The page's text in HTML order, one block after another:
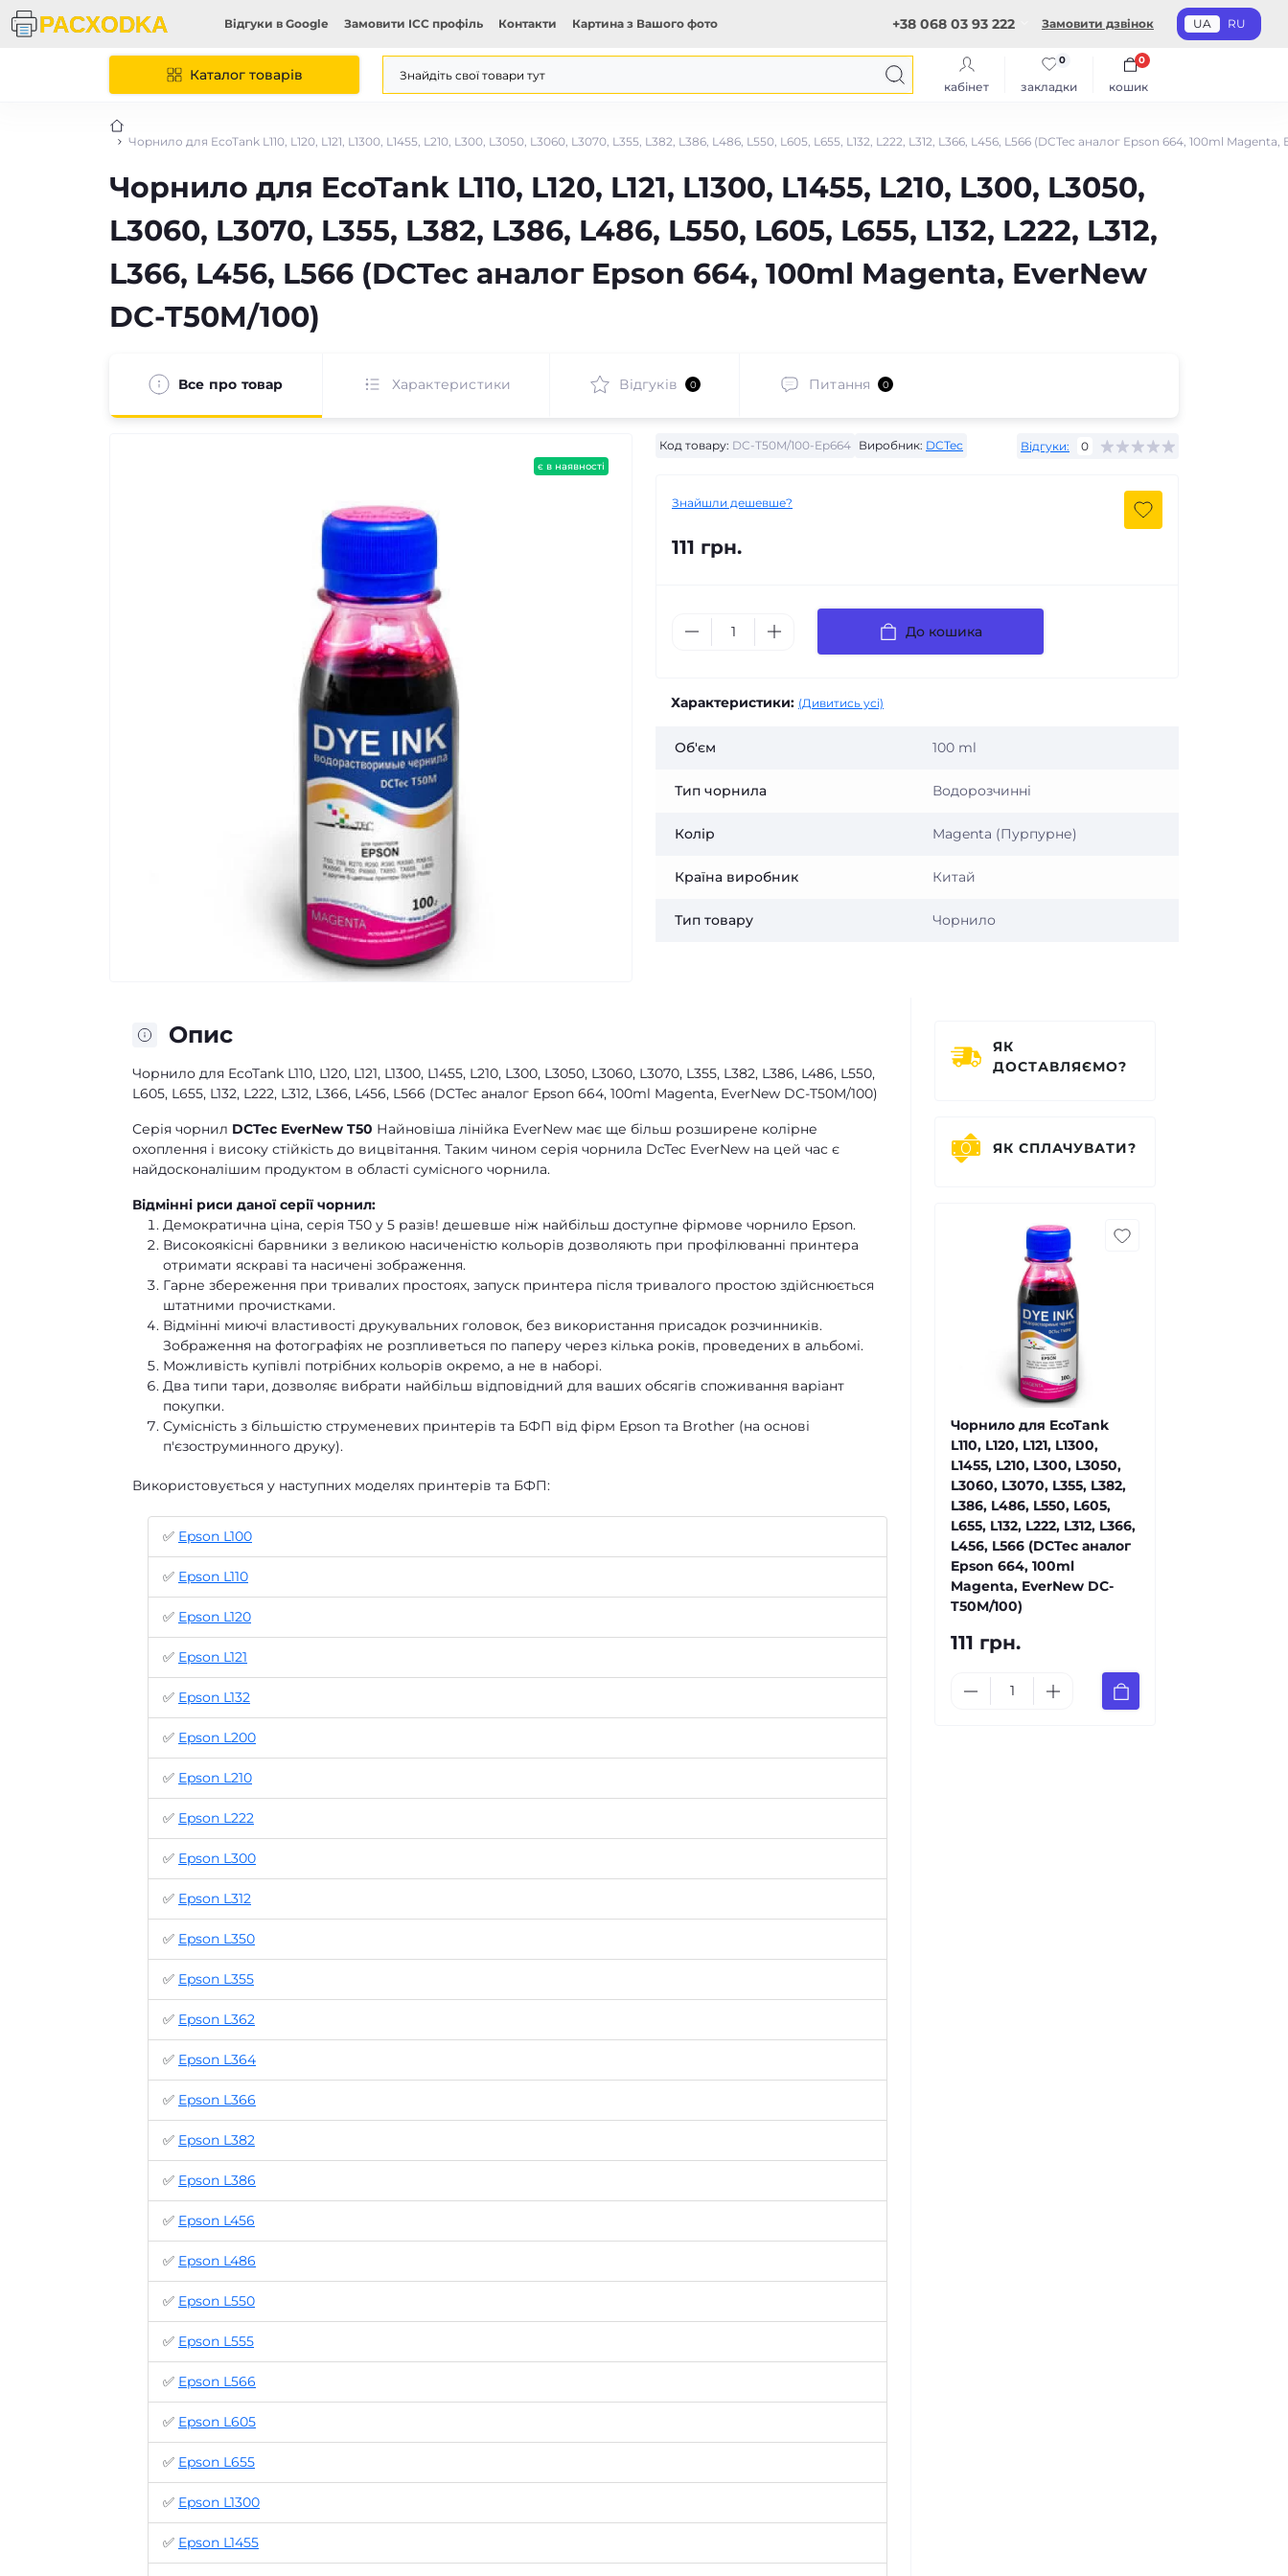
Відгуки в Google Замовити ICC профіль Контакти Картина з Вашого фото +38 068 03 93 222 Замовити дзвінок UA RU
Каталог товарів
кабінет закладки
0
кошик
0
Чорнило для EcoTank L110, L120, L121, L1300, L1455, L210, L300, L3050, L3060, L3070, L355, L382, L386, L486, L550, L605, L655, L132, L222, L312, L366, L456, L566 (DCTec аналог Epson 664, 100ml
Чорнило для EcoTank L110, L120, L121, L1300, L1455, L210, L300, L3050,
L3060, L3070, L355, L382, L386, L486, L550, L605, L655, L132, L222, L312,
L366, L456, L566 (DCTec аналог Epson 664, 100ml Magenta, EverNew
DC-T50M/100)
Все про товар Характеристики Відгуків 0 Питання 0
є в наявності
Код товару: DC-T50M/100-Ep664 Виробник: DCTec Відгуки: 0
Знайшли дешевше?
111 грн.
До кошика
Характеристики: (Дивитись усі)
Об'єм 100 ml
Тип чорнила Водорозчинні
Колір Magenta (Пурпурне)
Країна виробник Китай
Тип товару Чорнило
Опис
Чорнило для EcoTank L110, L120, L121, L1300, L1455, L210, L300, L3050, L3060, L3070, L355, L382, L386, L486, L550,
L605, L655, L132, L222, L312, L366, L456, L566 (DCTec аналог Epson 664, 100ml Magenta, EverNew DC-T50M/100)
Серія чорнил DCTec EverNew T50 Найновіша лінійка EverNew має ще більш розширене колірне
охоплення і високу стійкість до вицвітання. Таким чином серія чорнила DcTec EverNew на цей час є
найдосконалішим продуктом в області сумісного чорнила.
Відмінні риси даної серії чорнил:
Демократична ціна, серія T50 у 5 разів! дешевше ніж найбільш доступне фірмове чорнило Epson.
Високоякісні барвники з великою насиченістю кольорів дозволяють при профілюванні принтера
отримати яскраві та насичені зображення.
Гарне збереження при тривалих простоях, запуск принтера після тривалого простою здійснюється
штатними прочистками.
Відмінні миючі властивості друкувальних головок, без використання присадок розчинників.
Зображення на фотографіях не розпливеться по паперу через кілька років, проведених в альбомі.
Можливість купівлі потрібних кольорів окремо, а не в наборі.
Два типи тари, дозволяє вибрати найбільш відповідний для ваших обсягів споживання варіант
покупки.
Сумісність з більшістю струменевих принтерів та БФП від фірм Epson та Brother (на основі
п'єзоструминного друку).
Використовується у наступних моделях принтерів та БФП:
✅ Epson L100
✅ Epson L110
✅ Epson L120
✅ Epson L121
✅ Epson L132
✅ Epson L200
✅ Epson L210
✅ Epson L222
✅ Epson L300
✅ Epson L312
✅ Epson L350
✅ Epson L355
✅ Epson L362
✅ Epson L364
✅ Epson L366
✅ Epson L382
✅ Epson L386
✅ Epson L456
✅ Epson L486
✅ Epson L550
✅ Epson L555
✅ Epson L566
✅ Epson L605
✅ Epson L655
✅ Epson L1300
✅ Epson L1455
ЯК
ДОСТАВЛЯЄМО?
ЯК СПЛАЧУВАТИ?
Чорнило для EcoTank
L110, L120, L121, L1300,
L1455, L210, L300, L3050,
L3060, L3070, L355, L382,
L386, L486, L550, L605,
L655, L132, L222, L312, L366,
L456, L566 (DCTec аналог
Epson 664, 100ml
Magenta, EverNew DC-
T50M/100)
111 грн.